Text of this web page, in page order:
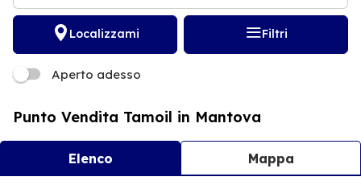
Localizzami Filtri
Aperto adesso
Punto Vendita Tamoil in Mantova
Elenco Mappa